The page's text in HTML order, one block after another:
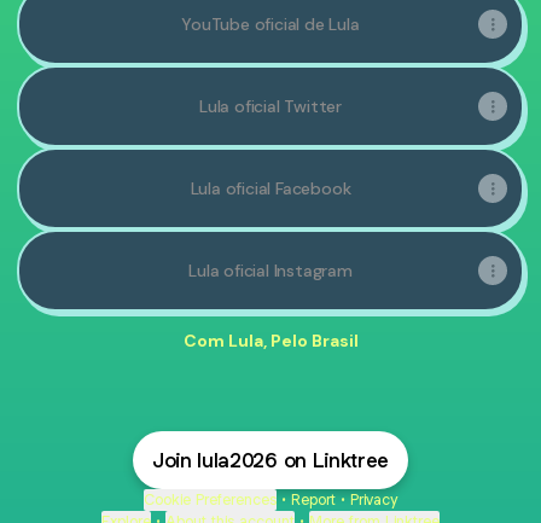
YouTube oficial de Lula
Lula oficial Twitter
Lula oficial Facebook
Lula oficial Instagram
Com Lula, Pelo Brasil
Join lula2026 on Linktree
Cookie Preferences • Report • Privacy